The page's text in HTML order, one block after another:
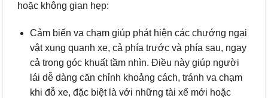
hoặc không gian hẹp:
Cảm biến va chạm giúp phát hiện các chướng ngại
vật xung quanh xe, cả phía trước và phía sau, ngay
cả trong góc khuất tầm nhìn. Điều này giúp người
lái dễ dàng căn chỉnh khoảng cách, tránh va chạm
khi đỗ xe, đặc biệt là với những tài xế mới hoặc